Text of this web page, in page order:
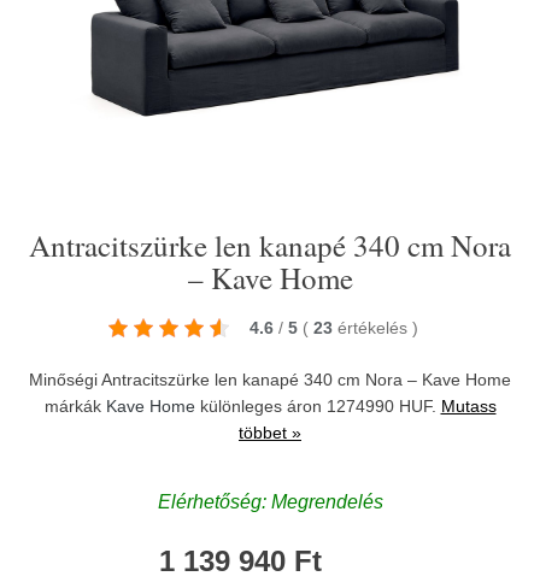
Antracitszürke len kanapé 340 cm Nora
– Kave Home
4.6 / 5 ( 23 értékelés )
Minőségi Antracitszürke len kanapé 340 cm Nora – Kave Home
márkák Kave Homekülönleges áron 1274990 HUF. Mutass
többet »
Elérhetőség: Megrendelés
1 139 940 Ft